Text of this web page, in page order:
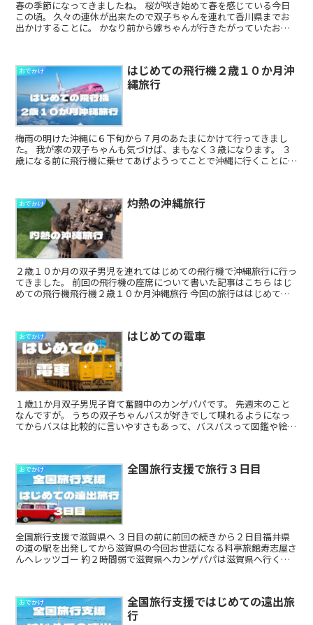
春の季節になってきましたね。 桜が咲き始めて春を感じている今日
この頃。 久々の連休が出来たので双子ちゃんを連れて香川県までお
出かけすることに。 かなり前から嫁ちゃんが行きたがっていたおも
おでかけ
はじめての飛行機２歳１０か月沖
縄旅行
梅雨の明けた沖縄に６下旬から７月のあたまにかけて行ってきまし
た。 我が家の双子ちゃんも気づけば、まもなく３歳になります。 ３
歳になる前に飛行機に乗せてあげようってことで沖縄に行くことに
おでかけ 灼熱の沖縄旅行
２歳１０か月の双子男児を連れてはじめての飛行機で沖縄旅行に行っ
てきました。 前回の飛行機の座席について書いた記事はこちら はじ
めての飛行機飛行機２歳１０か月沖縄旅行 今回の旅行ははじめてづ
おでかけ はじめての電車
１歳11か月双子男児子育て奮闘中のカンゲパパです。 先週末のこと
なんですが。 うちの双子ちゃんバスが好きでして喋れるようになっ
てからバスは比較的に言いやすさもあって、バスバスって図鑑や絵本
おでかけ 全国旅行支援で旅行３日目
全国旅行支援で滋賀県へ ３日目の前に前回の続きから２日目福井県
の道の駅を出発してから滋賀県の今回お世話になる料亭旅館寿志屋さ
んへレッツゴー 約２時間弱で滋賀県へカンゲパパは滋賀県へ行くの
おでかけ
全国旅行支援ではじめての遠出旅
行